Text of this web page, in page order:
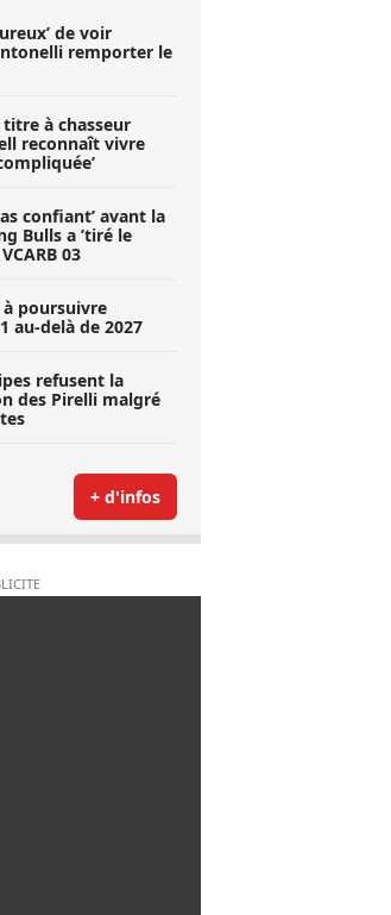
de voir
remporter le
à chasseur
reconnaît vivre
confiant’ avant la
Bulls a ’tiré le
03
poursuivre
au-delà de 2027
refusent la
des Pirelli malgré
+ d'infos